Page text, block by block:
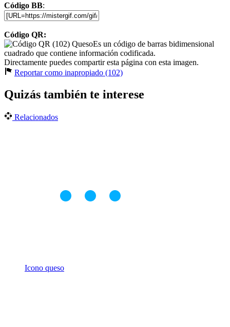
Código BB:
Código QR:
Es un código de barras bidimensional
cuadrado que contiene información codificada.
Directamente puedes compartir esta página con esta imagen.
Reportar como inapropiado (102)
Quizás también te interese
Relacionados
Icono queso